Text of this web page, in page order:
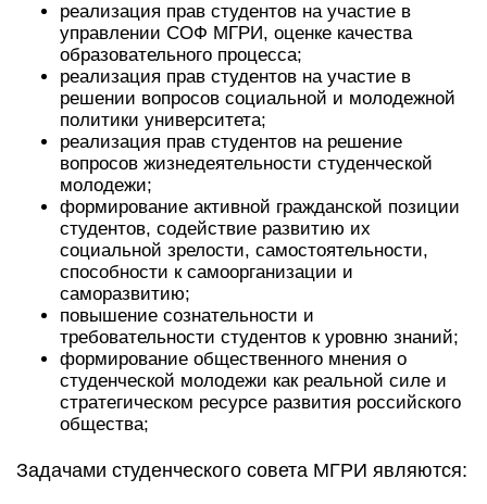
реализация прав студентов на участие в
управлении СОФ МГРИ, оценке качества
образовательного процесса;
реализация прав студентов на участие в
решении вопросов социальной и молодежной
политики университета;
реализация прав студентов на решение
вопросов жизнедеятельности студенческой
молодежи;
формирование активной гражданской позиции
студентов, содействие развитию их
социальной зрелости, самостоятельности,
способности к самоорганизации и
саморазвитию;
повышение сознательности и
требовательности студентов к уровню знаний;
формирование общественного мнения о
студенческой молодежи как реальной силе и
стратегическом ресурсе развития российского
общества;
Задачами студенческого совета МГРИ являются: